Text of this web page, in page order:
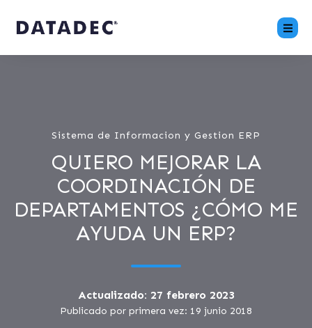
Sistema de Informacion y Gestion ERP
QUIERO MEJORAR LA
COORDINACIÓN DE
DEPARTAMENTOS ¿CÓMO ME
AYUDA UN ERP?
Actualizado: 27 febrero 2023
Publicado por primera vez: 19 junio 2018